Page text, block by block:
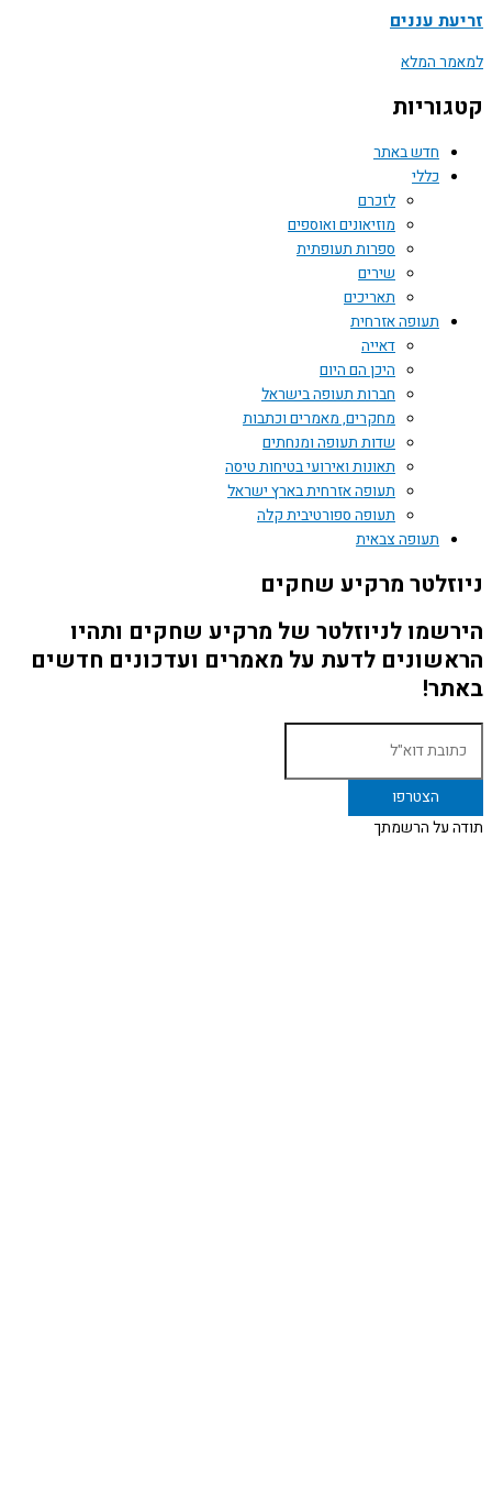
זריעת עננים
למאמר המלא
קטגוריות
חדש באתר
כללי
לזכרם
מוזיאונים ואוספים
ספרות תעופתית
שירים
תאריכים
תעופה אזרחית
דאייה
היכן הם היום
חברות תעופה בישראל
מחקרים, מאמרים וכתבות
שדות תעופה ומנחתים
תאונות ואירועי בטיחות טיסה
תעופה אזרחית בארץ ישראל
תעופה ספורטיבית קלה
תעופה צבאית
ניוזלטר מרקיע שחקים
הירשמו לניוזלטר של מרקיע שחקים ותהיו
הראשונים לדעת על מאמרים ועדכונים חדשים
באתר!
תודה על הרשמתך